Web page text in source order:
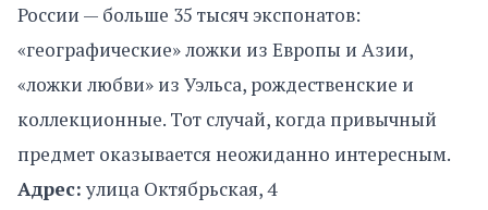
России — больше 35 тысяч экспонатов:
«географические» ложки из Европы и Азии,
«ложки любви» из Уэльса, рождественские и
коллекционные. Тот случай, когда привычный
предмет оказывается неожиданно интересным.
Адрес: улица Октябрьская, 4